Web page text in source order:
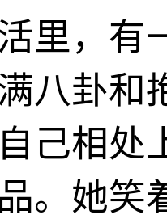
里，有
八卦和
己相处
。她笑